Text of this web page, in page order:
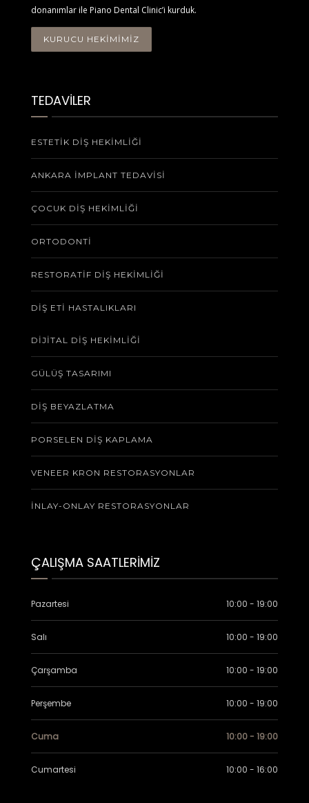
donanımlar ile Piano Dental Clinic’i kurduk.
KURUCU HEKİMİMİZ
TEDAVİLER
ESTETIK DIŞ HEKIMLIĞI
ANKARA İMPLANT TEDAVISI
ÇOCUK DIŞ HEKIMLIĞI
ORTODONTI
RESTORATIF DIŞ HEKIMLIĞI
DIŞ ETI HASTALIKLARI
DIJITAL DIŞ HEKIMLIĞI
GÜLÜŞ TASARIMI
DIŞ BEYAZLATMA
PORSELEN DIŞ KAPLAMA
VENEER KRON RESTORASYONLAR
İNLAY-ONLAY RESTORASYONLAR
ÇALIŞMA SAATLERİMİZ
Pazartesi 10:00 - 19:00
Salı 10:00 - 19:00
Çarşamba 10:00 - 19:00
Perşembe 10:00 - 19:00
Cuma 10:00 - 19:00
Cumartesi 10:00 - 16:00